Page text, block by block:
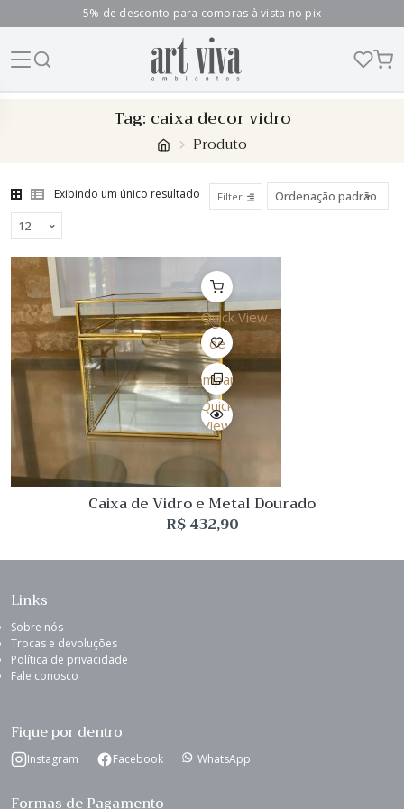
5% de desconto para compras à vista no pix
Tag: caixa decor vidro
Produto
Exibindo um único resultado Filter
Quick View
Lista
de
Desejo
Comparar
Quick
View
Caixa de Vidro e Metal Dourado
R$432,90
Links
Sobre nós
Trocas e devoluções
Política de privacidade
Fale conosco
Fique por dentro
Instagram Facebook WhatsApp
Formas de Pagamento